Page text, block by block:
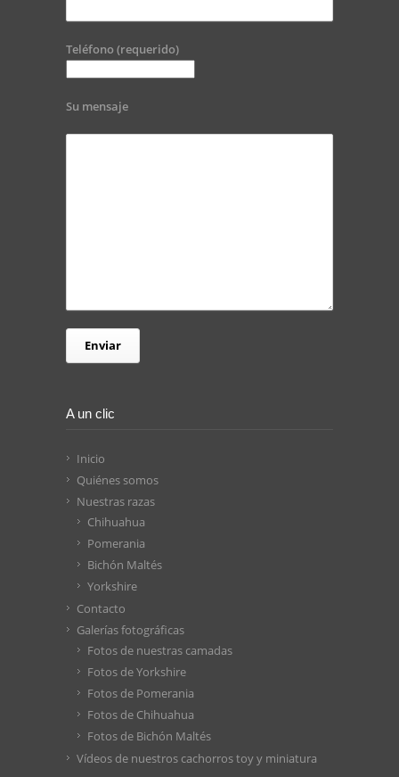
Teléfono (requerido)
Su mensaje
A un clic
Inicio
Quiénes somos
Nuestras razas
Chihuahua
Pomerania
Bichón Maltés
Yorkshire
Contacto
Galerías fotográficas
Fotos de nuestras camadas
Fotos de Yorkshire
Fotos de Pomerania
Fotos de Chihuahua
Fotos de Bichón Maltés
Vídeos de nuestros cachorros toy y miniatura